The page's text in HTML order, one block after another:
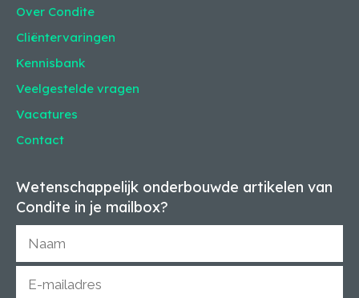
Over Condite
Cliëntervaringen
Kennisbank
Veelgestelde vragen
Vacatures
Contact
Wetenschappelijk onderbouwde artikelen van
Condite in je mailbox?